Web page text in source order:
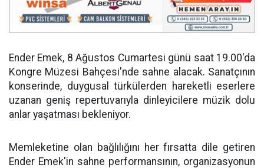
Ender Emek, 8 Ağustos Cumartesi günü saat 19.00'da
Kongre Müzesi Bahçesi'nde sahne alacak. Sanatçının
konserinde, duygusal türkülerden hareketli eserlere
uzanan geniş repertuvarıyla dinleyicilere müzik dolu
anlar yaşatması bekleniyor.
Memleketine olan bağlılığını her fırsatta dile getiren
Ender Emek'in sahne performansının, organizasyonun